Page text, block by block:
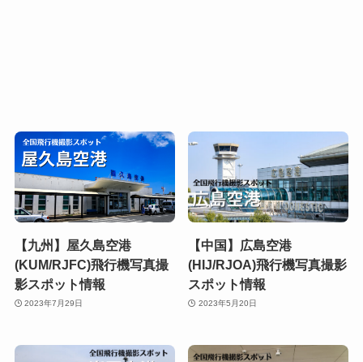
【九州】屋久島空港
(KUM/RJFC)飛行機写真撮
影スポット情報
2023年7月29日
【中国】広島空港
(HIJ/RJOA)飛行機写真撮影
スポット情報
2023年5月20日